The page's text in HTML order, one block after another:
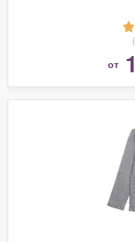
от